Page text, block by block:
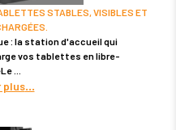
STABLES, VISIBLES ET
: la station d'accueil qui
vos tablettes en libre-
plus